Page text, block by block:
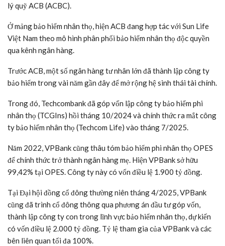
lý quỹ ACB (ACBC).
Ở mảng bảo hiểm nhân thọ, hiện ACB đang hợp tác với Sun Life
Việt Nam theo mô hình phân phối bảo hiểm nhân thọ độc quyền
qua kênh ngân hàng.
Trước ACB, một số ngân hàng tư nhân lớn đã thành lập công ty
bảo hiểm trong vài năm gần đây để mở rộng hệ sinh thái tài chính.
Trong đó, Techcombank đã góp vốn lập công ty bảo hiểm phi
nhân thọ (TCGIns) hồi tháng 10/2024 và chính thức ra mắt công
ty bảo hiểm nhân thọ (Techcom Life) vào tháng 7/2025.
Năm 2022, VPBank cũng thâu tóm bảo hiểm phi nhân thọ OPES
để chính thức trở thành ngân hàng mẹ. Hiện VPBank sở hữu
99,42% tại OPES. Công ty này có vốn điều lệ 1.900 tỷ đồng.
Tại Đại hội đồng cổ đông thường niên tháng 4/2025, VPBank
cũng đã trình cổ đông thông qua phương án đầu tư góp vốn,
thành lập công ty con trong lĩnh vực bảo hiểm nhân thọ, dự kiến
có vốn điều lệ 2.000 tỷ đồng. Tỷ lệ tham gia của VPBank và các
bên liên quan tối đa 100%.